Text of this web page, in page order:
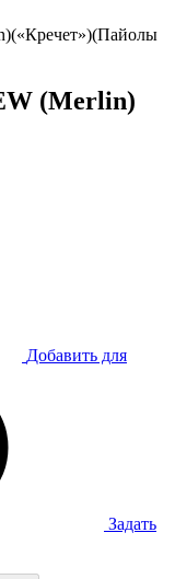
(Merlin)
Добавить для
Задать